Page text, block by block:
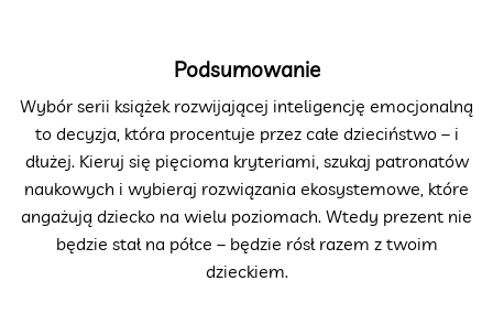
Podsumowanie
Wybór serii książek rozwijającej inteligencję emocjonalną
to decyzja, która procentuje przez całe dzieciństwo – i
dłużej. Kieruj się pięcioma kryteriami, szukaj patronatów
naukowych i wybieraj rozwiązania ekosystemowe, które
angażują dziecko na wielu poziomach. Wtedy prezent nie
będzie stał na półce – będzie rósł razem z twoim
dzieckiem.